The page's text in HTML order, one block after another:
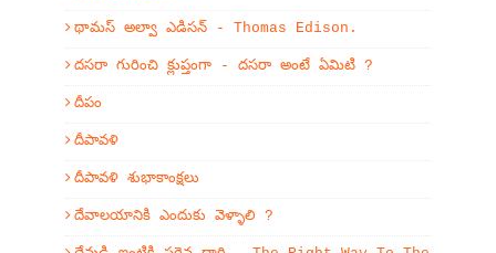
థామస్ అల్వా ఎడిసన్ - Thomas Edison.
దసరా గురించి క్లుప్తంగా - దసరా అంటే ఏమిటి ?
దీపం
దీపావళి
దీపావళి శుభాకాంక్షలు
దేవాలయానికి ఎందుకు వెళ్ళాలి ?